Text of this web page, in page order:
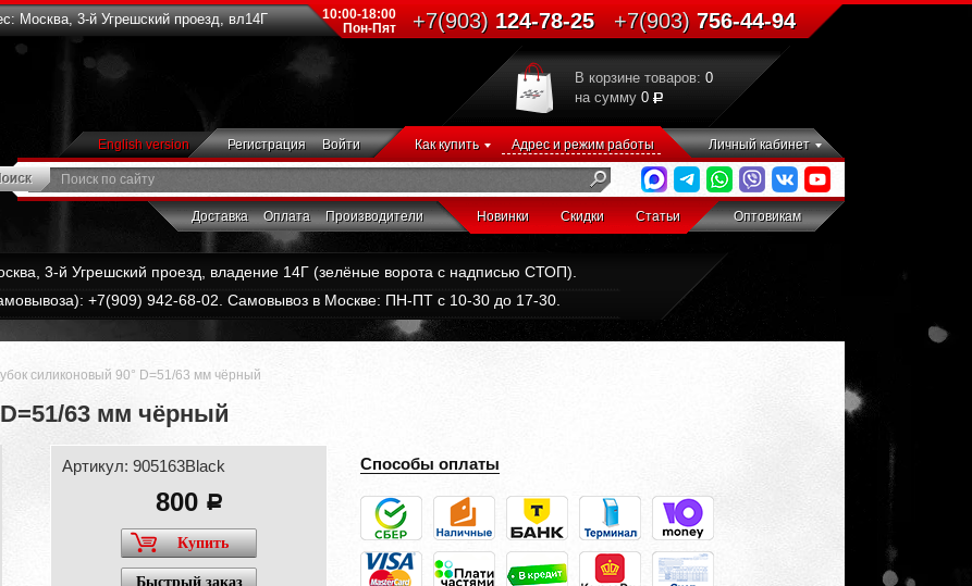
Москва, 3-й Угрешский проезд, вл14Г
10:00-18:00
Пон-Пят
+7(903)124-78-25 +7(903)756-44-94
В корзине товаров: 0
на сумму 0
English version Регистрация Войти Как купить Адрес и режим работы Личный кабинет
Доставка Оплата Производители Новинки Скидки Статьи Оптовикам
3-й Угрешский проезд, владение 14Г (зелёные ворота с надписью СТОП).
+7(909) 942-68-02. Самовывоз в Москве: ПН-ПТ с 10-30 до 17-30.
силиконовый 90° D=51/63 мм чёрный
63 мм чёрный
Артикул: 905163Black
800 a
Купить
Быстрый заказ
Способы оплаты